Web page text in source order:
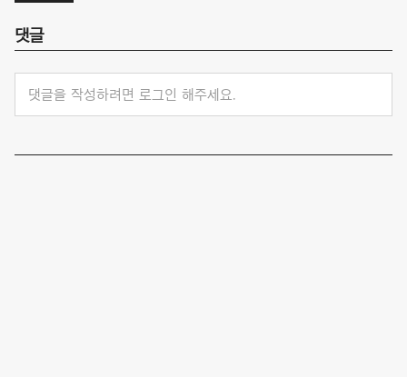
댓글
댓글을 작성하려면 로그인 해주세요.